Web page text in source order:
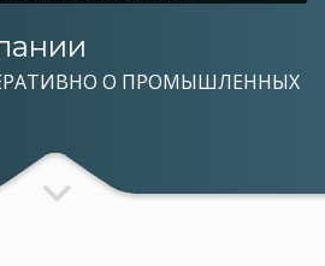
О ПРОМЫШЛЕННЫХ